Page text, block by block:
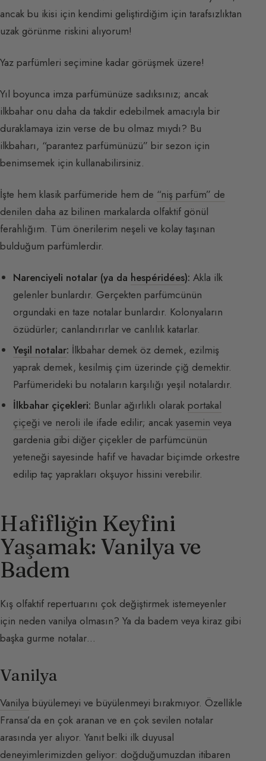
ancak bu ikisi için kendimi geliştirdiğim için tarafsızlıktan
uzak görünme riskini alıyorum!
Yaz parfümleri seçimine kadar görüşmek üzere!
Yıl boyunca imza parfümünüze sadıksınız; ancak
ilkbahar onu daha da takdir edebilmek amacıyla bir
duraklamaya izin verse de bu olmaz mıydı? Bu
ilkbaharı, “parantez parfümünüzü” bir sezon için
benimsemek için kullanabilirsiniz.
İşte hem klasik parfümeride hem de “niş parfüm” de
denilen daha az bilinen markalarda olfaktif gönül
ferahlığım. Tüm önerilerim neşeli ve kolay taşınan
bulduğum parfümlerdir.
Narenciyeli notalar (ya da hespéridées): Akla ilk
gelenler bunlardır. Gerçekten parfümcünün
orgundaki en taze notalar bunlardır. Kolonyaların
özüdürler; canlandırırlar ve canlılık katarlar.
Yeşil notalar: İlkbahar demek öz demek, ezilmiş
yaprak demek, kesilmiş çim üzerinde çiğ demektir.
Parfümerideki bu notaların karşılığı yeşil notalardır.
İlkbahar çiçekleri: Bunlar ağırlıklı olarakportakal
çiçeği ve neroli ile ifade edilir; ancakyasemin veya
gardenia gibi diğer çiçekler de parfümcünün
yeteneği sayesinde hafif ve havadar biçimde orkestre
edilip taç yaprakları okşuyor hissini verebilir.
Hafifliğin Keyfini
Yaşamak: Vanilya ve
Badem
Kış olfaktif repertuarını çok değiştirmek istemeyenler
için neden vanilya olmasın? Ya da badem veya kiraz gibi
başka gurme notalar…
Vanilya
Vanilya büyülemeyi ve büyülenmeyi bırakmıyor. Özellikle
Fransa’da en çok aranan ve en çok sevilen notalar
arasında yer alıyor. Yanıt belki ilk duyusal
deneyimlerimizden geliyor: doğduğumuzdan itibaren